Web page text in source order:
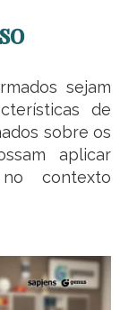
sejam
de
sobre os
aplicar
contexto